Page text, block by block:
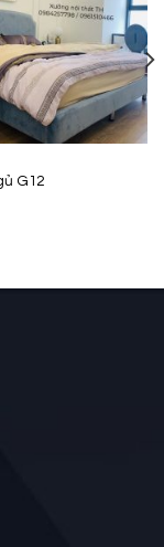
G12